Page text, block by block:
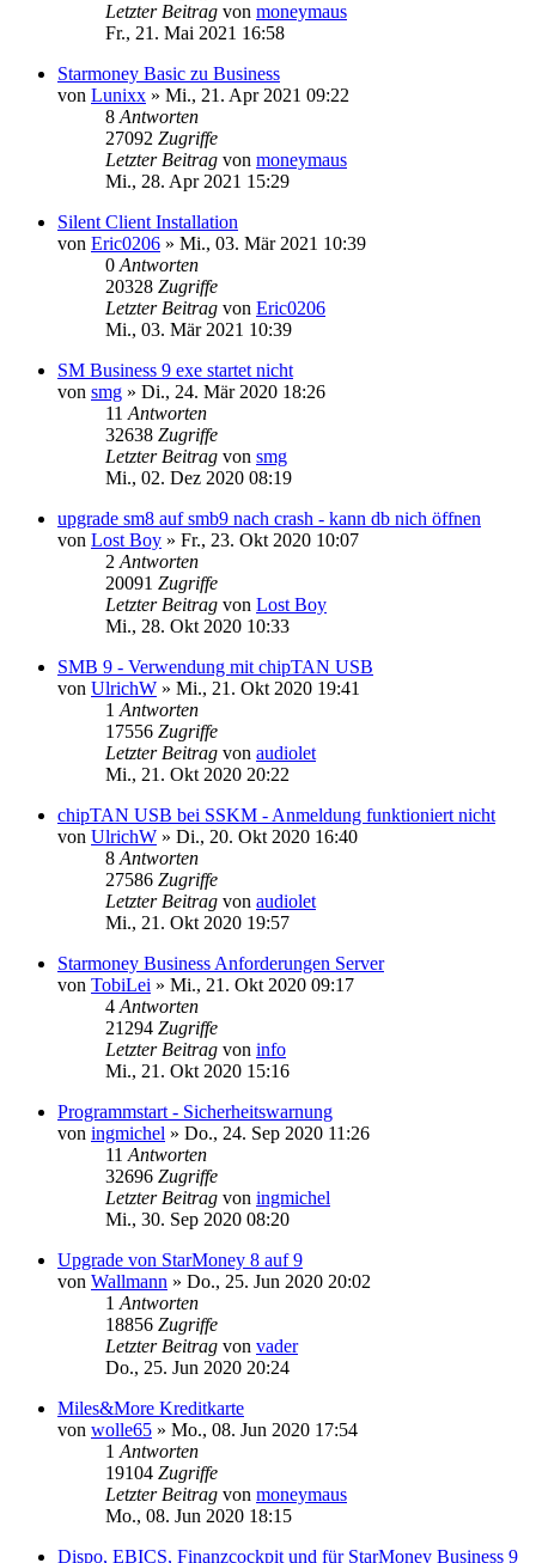
Letzter Beitrag von moneymaus
Fr., 21. Mai 2021 16:58
Starmoney Basic zu Business
von Lunixx » Mi., 21. Apr 2021 09:22
8 Antworten
27092 Zugriffe
Letzter Beitrag von moneymaus
Mi., 28. Apr 2021 15:29
Silent Client Installation
von Eric0206 » Mi., 03. Mär 2021 10:39
0 Antworten
20328 Zugriffe
Letzter Beitrag von Eric0206
Mi., 03. Mär 2021 10:39
SM Business 9 exe startet nicht
von smg » Di., 24. Mär 2020 18:26
11 Antworten
32638 Zugriffe
Letzter Beitrag von smg
Mi., 02. Dez 2020 08:19
upgrade sm8 auf smb9 nach crash - kann db nich öffnen
von Lost Boy » Fr., 23. Okt 2020 10:07
2 Antworten
20091 Zugriffe
Letzter Beitrag von Lost Boy
Mi., 28. Okt 2020 10:33
SMB 9 - Verwendung mit chipTAN USB
von UlrichW » Mi., 21. Okt 2020 19:41
1 Antworten
17556 Zugriffe
Letzter Beitrag von audiolet
Mi., 21. Okt 2020 20:22
chipTAN USB bei SSKM - Anmeldung funktioniert nicht
von UlrichW » Di., 20. Okt 2020 16:40
8 Antworten
27586 Zugriffe
Letzter Beitrag von audiolet
Mi., 21. Okt 2020 19:57
Starmoney Business Anforderungen Server
von TobiLei » Mi., 21. Okt 2020 09:17
4 Antworten
21294 Zugriffe
Letzter Beitrag von info
Mi., 21. Okt 2020 15:16
Programmstart - Sicherheitswarnung
von ingmichel » Do., 24. Sep 2020 11:26
11 Antworten
32696 Zugriffe
Letzter Beitrag von ingmichel
Mi., 30. Sep 2020 08:20
Upgrade von StarMoney 8 auf 9
von Wallmann » Do., 25. Jun 2020 20:02
1 Antworten
18856 Zugriffe
Letzter Beitrag von vader
Do., 25. Jun 2020 20:24
Miles&More Kreditkarte
von wolle65 » Mo., 08. Jun 2020 17:54
1 Antworten
19104 Zugriffe
Letzter Beitrag von moneymaus
Mo., 08. Jun 2020 18:15
Dispo, EBICS, Finanzcockpit und für StarMoney Business 9